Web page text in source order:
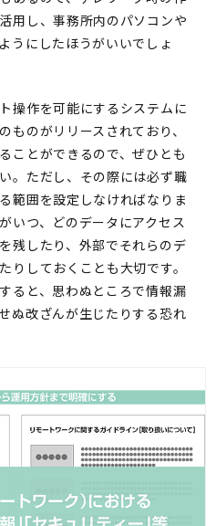
用し、事務所内のパソコンや
うにしたほうがいいでしょ
操作を可能にするシステムに
ものがリリースされており、
ことができるので、ぜひとも
。ただし、その際には必ず職
範囲を設定しなければなりま
いつ、どのデータにアクセス
残したり、外部でそれらのデ
りしておくことも大切です。
ると、思わぬところで情報漏
ぬ改ざんが生じたりする恐れ